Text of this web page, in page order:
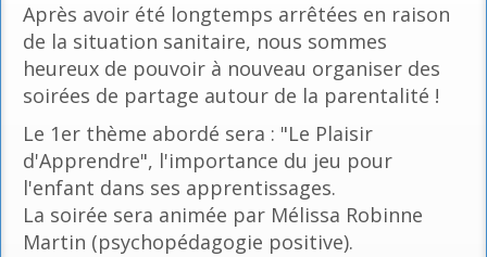
Après avoir été longtemps arrêtées en raison
de la situation sanitaire, nous sommes
heureux de pouvoir à nouveau organiser des
soirées de partage autour de la parentalité !
Le 1er thème abordé sera : "Le Plaisir
d'Apprendre", l'importance du jeu pour
l'enfant dans ses apprentissages.
La soirée sera animée par Mélissa Robinne
Martin (psychopédagogie positive).